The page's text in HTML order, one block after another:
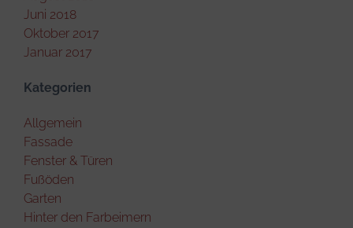
Juni 2018
Oktober 2017
Januar 2017
Kategorien
Allgemein
Fassade
Fenster & Türen
Fußöden
Garten
Hinter den Farbeimern